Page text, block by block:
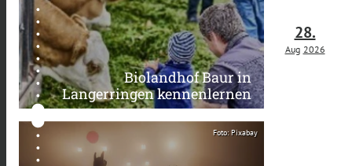
Biolandhof Baur in
Langerringen kennenlernen
28.
Aug 2026
Foto: Pixabay